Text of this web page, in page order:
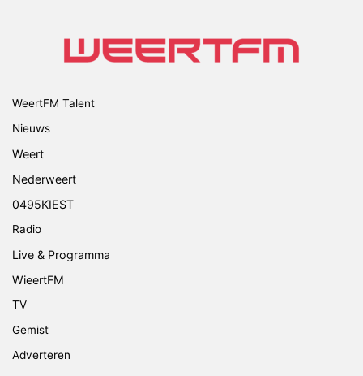
WeertFM Talent
Nieuws
Weert
Nederweert
0495KIEST
Radio
Live & Programma
WieertFM
TV
Gemist
Adverteren